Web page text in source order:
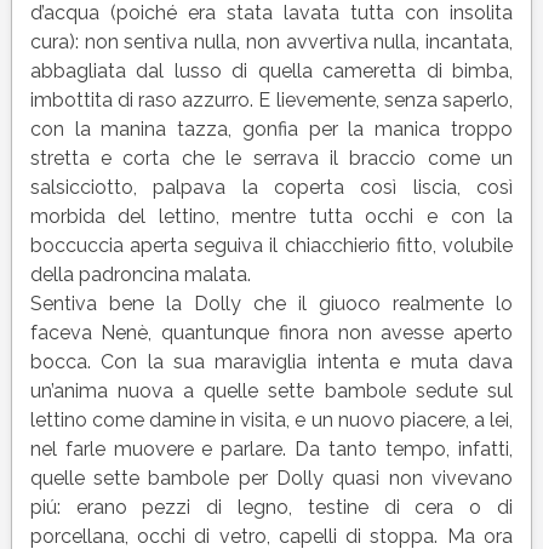
d’acqua (poiché era stata lavata tutta con insolita
cura): non sentiva nulla, non avvertiva nulla, incantata,
abbagliata dal lusso di quella cameretta di bimba,
imbottita di raso azzurro. E lievemente, senza saperlo,
con la manina tazza, gonfia per la manica troppo
stretta e corta che le serrava il braccio come un
salsicciotto, palpava la coperta così liscia, così
morbida del lettino, mentre tutta occhi e con la
boccuccia aperta seguiva il chiacchierio fitto, volubile
della padroncina malata.
Sentiva bene la Dolly che il giuoco realmente lo
faceva Nenè, quantunque finora non avesse aperto
bocca. Con la sua maraviglia intenta e muta dava
un’anima nuova a quelle sette bambole sedute sul
lettino come damine in visita, e un nuovo piacere, a lei,
nel farle muovere e parlare. Da tanto tempo, infatti,
quelle sette bambole per Dolly quasi non vivevano
piú: erano pezzi di legno, testine di cera o di
porcellana, occhi di vetro, capelli di stoppa. Ma ora